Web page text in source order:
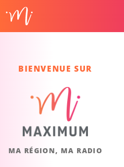
BIENVENUE SUR
MA RÉGION, MA RADIO